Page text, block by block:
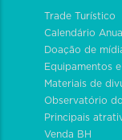
Trade Turístico
Calendário
Doação de
Equipamentos
Materiais de
Observatório
Principais
Venda BH